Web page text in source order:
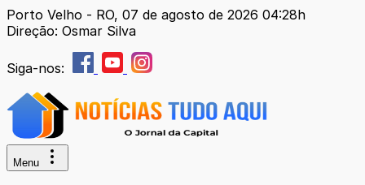
Porto Velho - RO, 07 de agosto de 2026 04:28h
Direção: Osmar Silva
Siga-nos:
Menu